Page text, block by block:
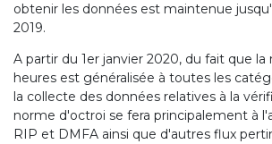
obtenir les données est maintenue
2019.
A partir du 1er janvier 2020, du fait que
heures est généralisée à toutes les
la collecte des données relatives à la
norme d'octroi se fera principalement à
RIP et DMFA ainsi que d'autres flux